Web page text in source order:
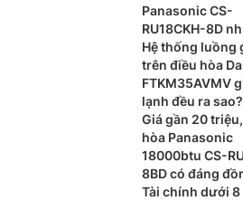
Panasonic CS-
RU18CKH-8D
nào?
Hệ thống luồng
trên điều hòa
FTKM35AVMV
lạnh đều ra sao?
Giá gần 20
hòa Panasonic
18000btu CS-
8BD có đáng
bát gạo?
Tài chính dưới 8